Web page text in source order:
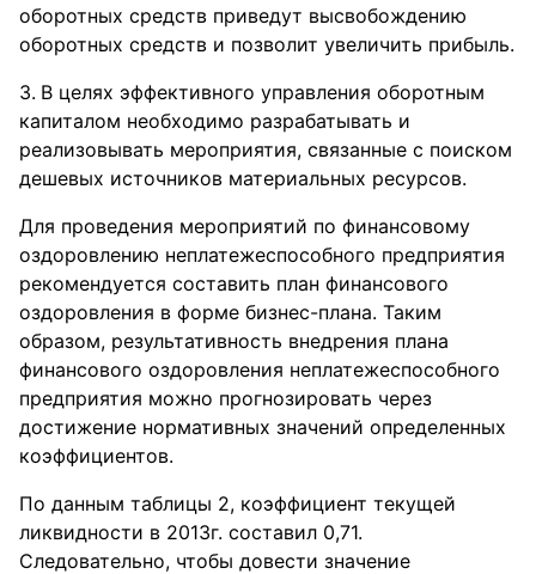
оборотных средств приведут высвобождению
оборотных средств и позволит увеличить прибыль.
В целях эффективного управления оборотным
капиталом необходимо разрабатывать и
реализовывать мероприятия, связанные с поиском
дешевых источников материальных ресурсов.
Для проведения мероприятий по финансовому
оздоровлению неплатежеспособного предприятия
рекомендуется составить план финансового
оздоровления в форме бизнес-плана. Таким
образом, результативность внедрения плана
финансового оздоровления неплатежеспособного
предприятия можно прогнозировать через
достижение нормативных значений определенных
коэффициентов.
По данным таблицы 2, коэффициент текущей
ликвидности в 2013г. составил 0,71.
Следовательно, чтобы довести значение